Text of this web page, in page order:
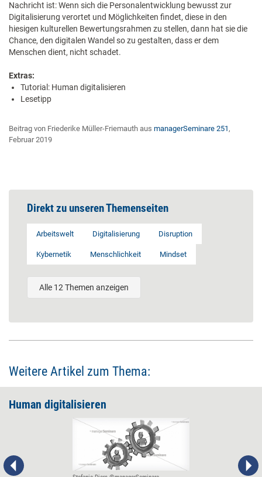
Nachricht ist: Wenn sich die Personalentwicklung bewusst zur
Digitalisierung verortet und Möglichkeiten findet, diese in den
hiesigen kulturellen Bewertungsrahmen zu stellen, dann hat sie die
Chance, den digitalen Wandel so zu gestalten, dass er dem
Menschen dient, nicht schadet.
Extras:
Tutorial: Human digitalisieren
Lesetipp
Beitrag von Friederike Müller-Friemauth aus managerSeminare 251,
Februar 2019
Direkt zu unseren Themenseiten
Arbeitswelt Digitalisierung Disruption
Kybernetik Menschlichkeit Mindset
Alle 12 Themen anzeigen
Weitere Artikel zum Thema:
Human digitalisieren